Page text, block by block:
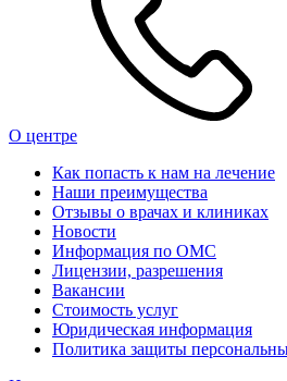
О центре
Как попасть к нам на лечение
Наши преимущества
Отзывы о врачах и клиниках
Новости
Информация по ОМС
Лицензии, разрешения
Вакансии
Стоимость услуг
Юридическая информация
Политика защиты